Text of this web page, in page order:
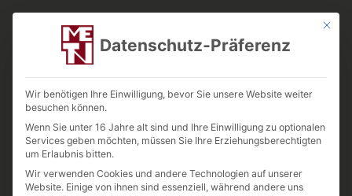
Tebbe-Neuenhaus
Quarzsand. Quarzkies. Testra®R
Mit
Datenschutz-Präferenz
Wir benötigen Ihre Einwilligung, bevor Sie unsere Website weiter
besuchen können.
Wenn Sie unter 16 Jahre alt sind und Ihre Einwilligung zu optionalen
Services geben möchten, müssen Sie Ihre Erziehungsberechtigten
um Erlaubnis bitten.
Wir verwenden Cookies und andere Technologien auf unserer
Website. Einige von ihnen sind essenziell, während andere uns